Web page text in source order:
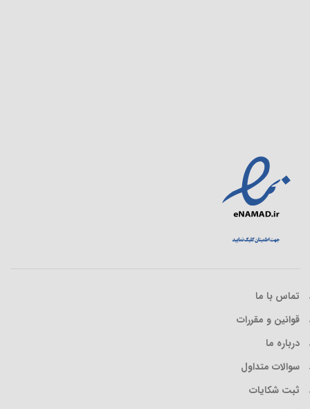
تماس با ما
قوانین و مقررات
درباره ما
سوالات متداول
ثبت شکایات